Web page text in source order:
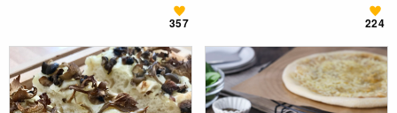
357 224